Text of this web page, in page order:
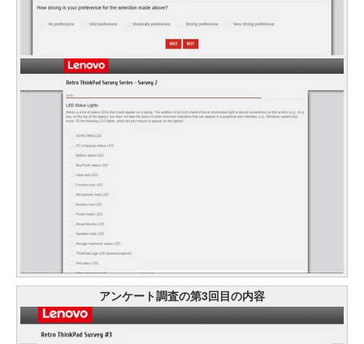
アンケート調査の第3回目の内容